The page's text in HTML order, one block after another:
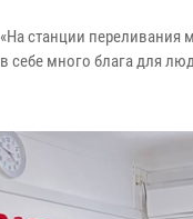
«На станции переливания
в себе много блага для